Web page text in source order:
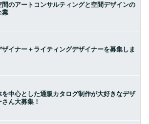
間のアートコンサルティングと空間デザインの
業
ザイナー＋ライティングデザイナーを募集しま
を中心とした通販カタログ制作が大好きなデザ
さん大募集！